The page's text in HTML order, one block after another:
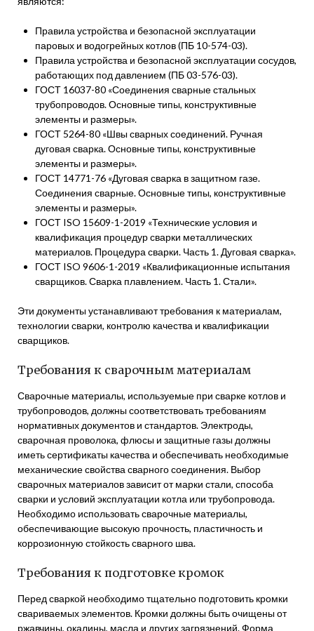
Правила устройства и безопасной эксплуатации
паровых и водогрейных котлов (ПБ 10-574-03).
Правила устройства и безопасной эксплуатации сосудов,
работающих под давлением (ПБ 03-576-03).
ГОСТ 16037-80 «Соединения сварные стальных
трубопроводов. Основные типы, конструктивные
элементы и размеры».
ГОСТ 5264-80 «Швы сварных соединений. Ручная
дуговая сварка. Основные типы, конструктивные
элементы и размеры».
ГОСТ 14771-76 «Дуговая сварка в защитном газе.
Соединения сварные. Основные типы, конструктивные
элементы и размеры».
ГОСТ ISO 15609-1-2019 «Технические условия и
квалификация процедур сварки металлических
материалов. Процедура сварки. Часть 1. Дуговая сварка».
ГОСТ ISO 9606-1-2019 «Квалификационные испытания
сварщиков. Сварка плавлением. Часть 1. Стали».
Эти документы устанавливают требования к материалам,
технологии сварки, контролю качества и квалификации
сварщиков.
Требования к сварочным материалам
Сварочные материалы, используемые при сварке котлов и
трубопроводов, должны соответствовать требованиям
нормативных документов и стандартов. Электроды,
сварочная проволока, флюсы и защитные газы должны
иметь сертификаты качества и обеспечивать необходимые
механические свойства сварного соединения. Выбор
сварочных материалов зависит от марки стали, способа
сварки и условий эксплуатации котла или трубопровода.
Необходимо использовать сварочные материалы,
обеспечивающие высокую прочность, пластичность и
коррозионную стойкость сварного шва.
Требования к подготовке кромок
Перед сваркой необходимо тщательно подготовить кромки
свариваемых элементов. Кромки должны быть очищены от
ржавчины, окалины, масла и других загрязнений. Форма